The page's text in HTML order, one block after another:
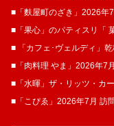
■「麩屋町のざき」2026年
■「果心」のパティスリ「
■ 「カフェ･ヴェルディ」
■「肉料理 やま」2026年7
■「水暉」ザ・リッツ・カ
■「こぴゑ」2026年7月 訪